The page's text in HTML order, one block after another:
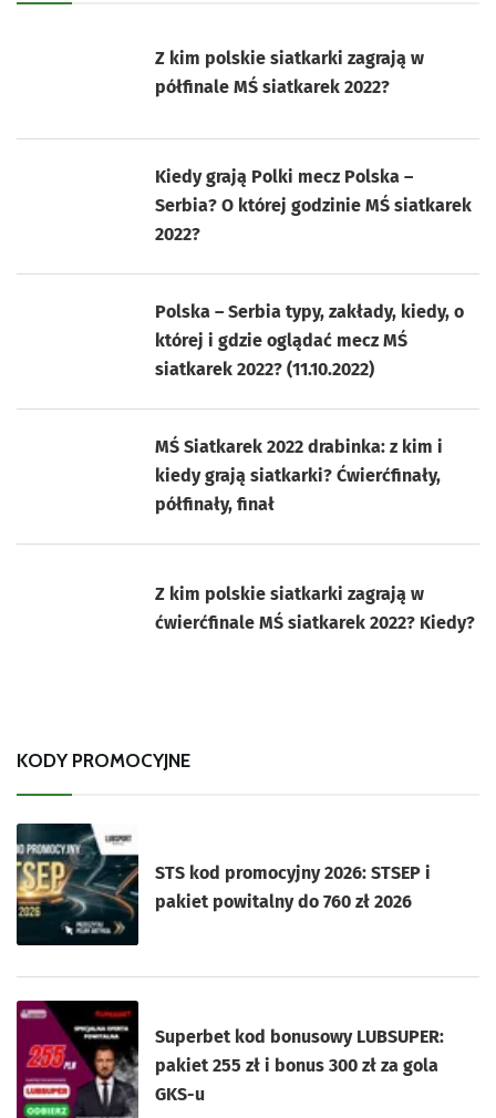
Z kim polskie siatkarki zagrają w
półfinale MŚ siatkarek 2022?
Kiedy grają Polki mecz Polska –
Serbia? O której godzinie MŚ siatkarek
2022?
Polska – Serbia typy, zakłady, kiedy, o
której i gdzie oglądać mecz MŚ
siatkarek 2022? (11.10.2022)
MŚ Siatkarek 2022 drabinka: z kim i
kiedy grają siatkarki? Ćwierćfinały,
półfinały, finał
Z kim polskie siatkarki zagrają w
ćwierćfinale MŚ siatkarek 2022? Kiedy?
KODY PROMOCYJNE
STS kod promocyjny 2026: STSEP i
pakiet powitalny do 760 zł 2026
Superbet kod bonusowy LUBSUPER:
pakiet 255 zł i bonus 300 zł za gola
GKS-u